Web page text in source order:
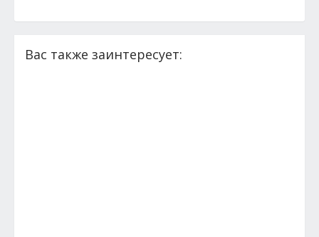
Вас также заинтересует: